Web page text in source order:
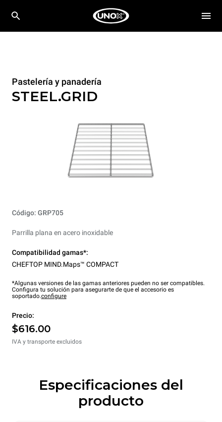
Pastelería y panadería
STEEL.GRID
Código: GRP705
Parrilla plana en acero inoxidable
Compatibilidad gamas*:
CHEFTOP MIND.Maps™ COMPACT
*Algunas versiones de las gamas anteriores pueden no ser compatibles.
Configura tu solución para asegurarte de que el accesorio es
soportado.configure
Precio:
$616.00
IVA y transporte excluidos
Especificaciones del
producto